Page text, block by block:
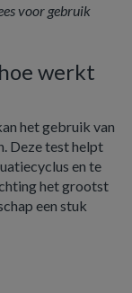
voor gebruik
werkt
het gebruik van
Deze test helpt
en te
het grootst
een stuk